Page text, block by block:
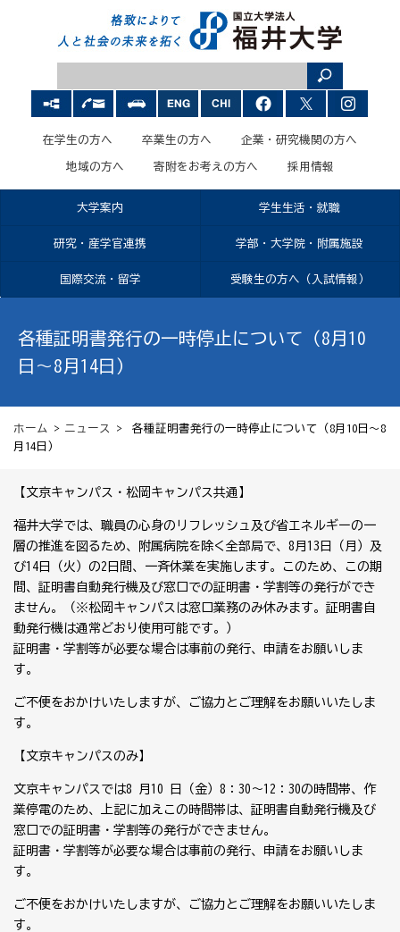
在学生の方へ 卒業生の方へ 企業・研究機関の方へ
地域の方へ 寄附をお考えの方へ 採用情報
大学案内 学生生活・就職
研究・産学官連携 学部・大学院・附属施設
国際交流・留学 受験生の方へ（入試情報）
各種証明書発行の一時停止について（8月10
日〜8月14日）
ホーム > ニュース
> 各種証明書発行の一時停止について（8月10日〜8
月14日）
【文京キャンパス・松岡キャンパス共通】
福井大学では、職員の心身のリフレッシュ及び省エネルギーの一
層の推進を図るため、附属病院を除く全部局で、8月13日（月）及
び14日（火）の2日間、一斉休業を実施します。このため、この期
間、証明書自動発行機及び窓口での証明書・学割等の発行ができ
ません。（※松岡キャンパスは窓口業務のみ休みます。証明書自
動発行機は通常どおり使用可能です。）
証明書・学割等が必要な場合は事前の発行、申請をお願いしま
す。
ご不便をおかけいたしますが、ご協力とご理解をお願いいたしま
す。
【文京キャンパスのみ】
文京キャンパスでは8 月10 日（金）8：30〜12：30の時間帯、作
業停電のため、上記に加えこの時間帯は、証明書自動発行機及び
窓口での証明書・学割等の発行ができません。
証明書・学割等が必要な場合は事前の発行、申請をお願いしま
す。
ご不便をおかけいたしますが、ご協力とご理解をお願いいたしま
す。